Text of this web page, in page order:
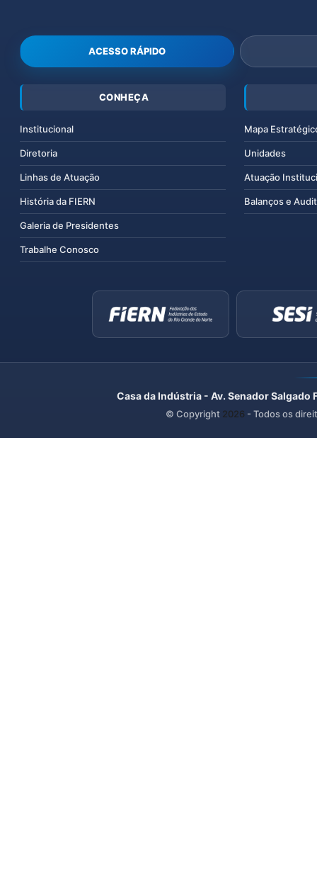
ACESSO RÁPIDO
CONHEÇA
Institucional
Diretoria
Linhas de Atuação
História da FIERN
Galeria de Presidentes
Trabalhe Conosco
Mapa
Unidades
Atuação
Balanços e
Casa da Indústria - Av. Senador
© Copyright 2026 - Todos os